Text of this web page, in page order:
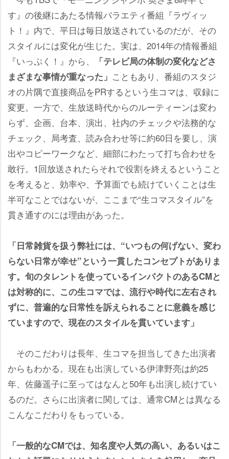
す』の後継にあたる情報バラエティ番組『ラヴィッ
ト！』内で、平日は毎日放送されているのだが、その
スタイルには変化が生じた。実は、2014年の情報番組
『いっぷく！』から、
「テレビ局の体制の変化などさ
まざまな事情が重なった」 こともあり、番組のスタジ
オの片隅で直接商品をPRするという生コマは、収録に
変更。一方で、生放送時代からのルーティーンは変わ
らず、企画、台本、演出、社内のチェックや法務的な
チェック、局考査、読み合わせ等に約60日を要し、演
出やコピーワークなど、細部にわたって打ち合わせを
敢行。1回放送されたらそれで役割を終えるということ
を考えると、効率や、予算面でも続けていくことは生
半可なことではないが、ここまで“生コマスタイル”を
貫き通すのには理由があった。
「日常雑貨を扱う弊社には、“いつもの何げない、変わ
らない日常が幸せ”という一貫したコンセプトがありま
す。旬のタレントを使っているインパクトのあるCMと
は対称的に、この生コマでは、流行や時代に左右され
ずに、普遍的な日常性を訴えられることに意義を感じ
ていますので、現在のスタイルを貫いています」
そのこだわりは長年、生コマを担当してきた出演者
からもわかる。現在も出演している伊津野亮は約25
年、佐藤遥子に至ってはなんと50年も出演し続けてい
るのだ。さらに出演者に関しては、通常CMとは異なる
こんなこだわりをもっている。
「一般的なCMでは、知名度や人気の高い、あるいはこ